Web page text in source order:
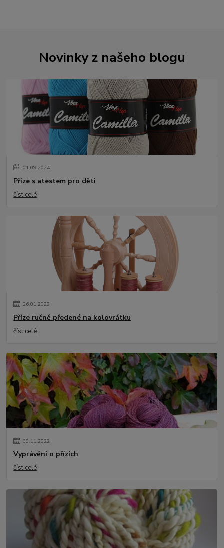
Novinky z našeho blogu
01.09.2024
Příze s atestem pro děti
číst celé
26.01.2023
Příze ručně předené na kolovrátku
číst celé
09.11.2022
Vyprávění o přízích
číst celé